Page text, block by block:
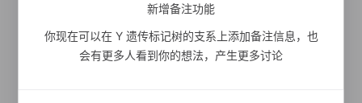
新增备注功能
你现在可以在 Y 遗传标记树的支系上添加备注信息，也
会有更多人看到你的想法，产生更多讨论